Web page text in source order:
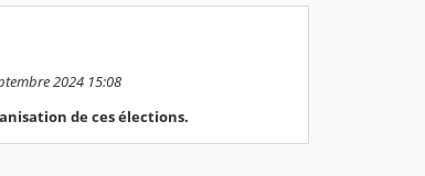
2024 15:08
de ces élections.